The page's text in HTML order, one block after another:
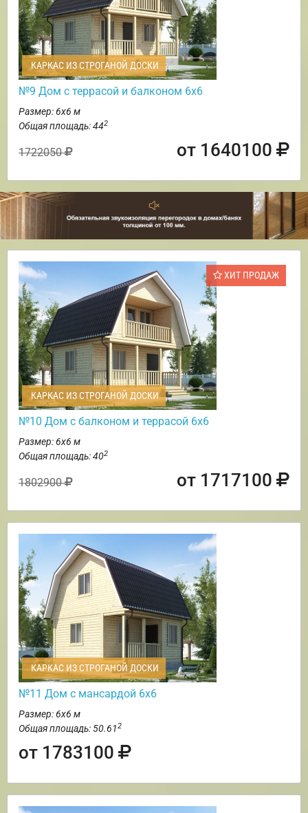
КАРКАС ИЗ СТРОГАНОЙ ДОСКИ
№9 Дом с террасой и балконом 6х6
Размер: 6х6 м
Общая площадь: 442
1722050 от 1640100
ХИТ ПРОДАЖ
КАРКАС ИЗ СТРОГАНОЙ ДОСКИ
№10 Дом с балконом и террасой 6х6
Размер: 6х6 м
Общая площадь: 402
1802900 от 1717100
КАРКАС ИЗ СТРОГАНОЙ ДОСКИ
№11 Дом с мансардой 6х6
Размер: 6х6 м
Общая площадь: 50.612
от 1783100